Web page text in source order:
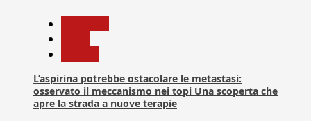
L’aspirina potrebbe ostacolare le metastasi:
osservato il meccanismo nei topi Una scoperta che
apre la strada a nuove terapie